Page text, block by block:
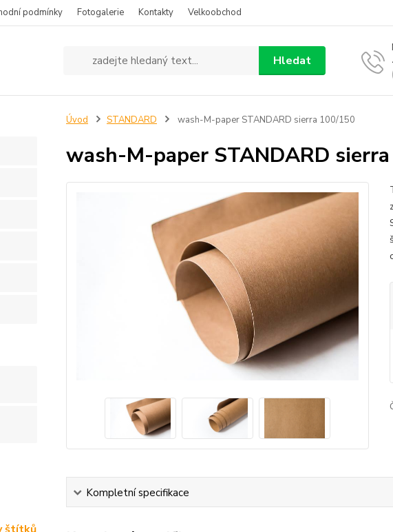
podmínky Fotogalerie Kontakty Velkoobchod
Hledat
Úvod STANDARD wash-M-paper STANDARD sierra 100/150
wash-M-paper STANDARD
Kompletní specifikace